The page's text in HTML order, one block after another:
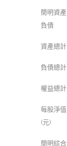
簡明資產
負債
資產總計
負債總計
權益總計
每股淨值
(元)
簡明綜合